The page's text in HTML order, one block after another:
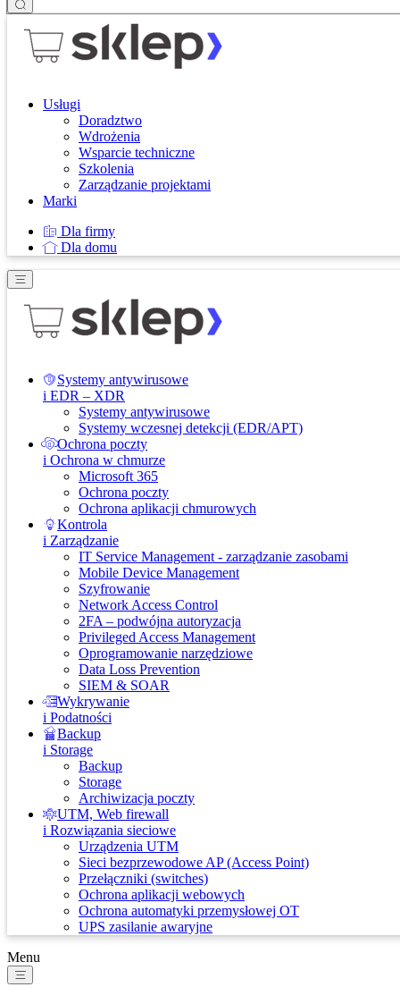
Usługi
Doradztwo
Wdrożenia
Wsparcie techniczne
Szkolenia
Zarządzanie projektami
Marki
Dla firmy
Dla domu
Systemy antywirusowe
i EDR – XDR
Systemy antywirusowe
Systemy wczesnej detekcji (EDR/APT)
Ochrona poczty
i Ochrona w chmurze
Microsoft 365
Ochrona poczty
Ochrona aplikacji chmurowych
Kontrola
i Zarządzanie
IT Service Management - zarządzanie zasobami
Mobile Device Management
Szyfrowanie
Network Access Control
2FA – podwójna autoryzacja
Privileged Access Management
Oprogramowanie narzędziowe
Data Loss Prevention
SIEM & SOAR
Wykrywanie
i Podatności
Backup
i Storage
Backup
Storage
Archiwizacja poczty
UTM, Web firewall
i Rozwiązania sieciowe
Urządzenia UTM
Sieci bezprzewodowe AP (Access Point)
Przełączniki (switches)
Ochrona aplikacji webowych
Ochrona automatyki przemysłowej OT
UPS zasilanie awaryjne
Menu